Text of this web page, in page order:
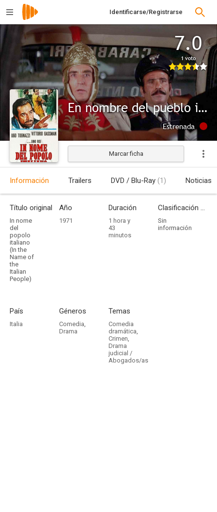
Identificarse/Registrarse
7.0
1 voto
En nombre del pueblo italiano
Estrenada
Marcar ficha
Información Trailers DVD / Blu-Ray (1) Noticias
Título original
In nome
del
popolo
italiano
(In the
Name of
the
Italian
People)
Año
1971
Duración
1 hora y
43
minutos
Clasificación por edades
Sin
información
País
Italia
Géneros
Comedia,
Drama
Temas
Comedia
dramática,
Crimen,
Drama
judicial /
Abogados/as